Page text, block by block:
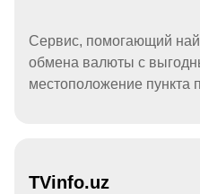
Сервис, помогающий
обмена валюты с
местоположение пункта
TVinfo.uz